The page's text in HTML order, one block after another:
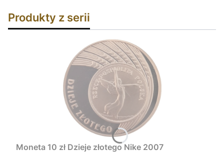
Produkty z serii
Moneta 10 zł Dzieje złotego Nike 2007